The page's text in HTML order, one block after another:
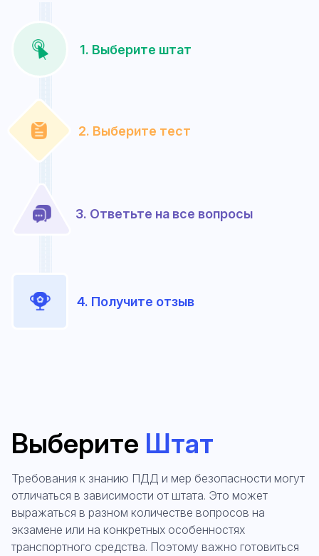
1. Выберите штат
2. Выберите тест
3. Ответьте на все вопросы
4. Получите отзыв
Выберите Штат
Требования к знанию ПДД и мер безопасности могут
отличаться в зависимости от штата. Это может
выражаться в разном количестве вопросов на
экзамене или на конкретных особенностях
транспортного средства. Поэтому важно готовиться